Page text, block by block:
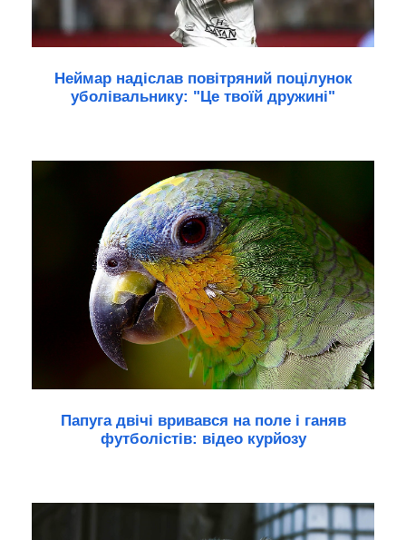
Неймар надіслав повітряний поцілунок
уболівальнику: "Це твоїй дружині"
Папуга двічі вривався на поле і ганяв
футболістів: відео курйозу